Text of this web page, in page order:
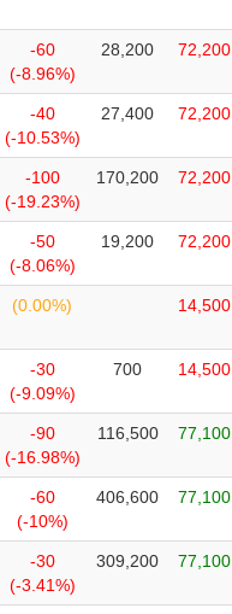
-60
(-8.96%)
28,200 72,200
-40
(-10.53%)
27,400 72,200
-100
(-19.23%)
170,200 72,200
-50
(-8.06%)
19,200 72,200
(0.00%) 14,500
-30
(-9.09%)
700 14,500
-90
(-16.98%)
116,500 77,100
-60
(-10%)
406,600 77,100
-30
(-3.41%)
309,200 77,100
Chỉ số
bộ Người liên quan